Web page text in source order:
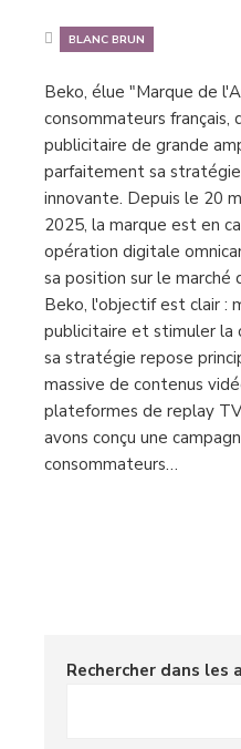
BLANC BRUN
Beko, élue "Marque de
consommateurs français,
publicitaire de grande
parfaitement sa
innovante. Depuis le 20
2025, la marque est en
opération digitale
sa position sur le
Beko, l'objectif est clair :
publicitaire et stimuler la
sa stratégie repose
massive de contenus
plateformes de replay
avons conçu une
consommateurs…
Rechercher dans les